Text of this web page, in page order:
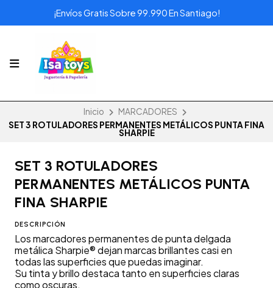
¡Envíos Gratis Sobre 99.990 En Santiago!
Inicio
MARCADORES
SET 3 ROTULADORES PERMANENTES METÁLICOS PUNTA FINA
SHARPIE
SET 3 ROTULADORES
PERMANENTES METÁLICOS PUNTA
FINA SHARPIE
DESCRIPCIÓN
Los marcadores permanentes de punta delgada
metálica Sharpie® dejan marcas brillantes casi en
todas las superficies que puedas imaginar.
Su tinta y brillo destaca tanto en superficies claras
como oscuras.